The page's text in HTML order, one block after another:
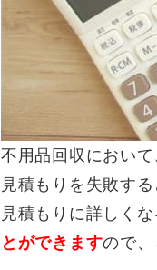
不用品回収において
見積もりを失敗す
見積もりに詳しくな
とができますので、